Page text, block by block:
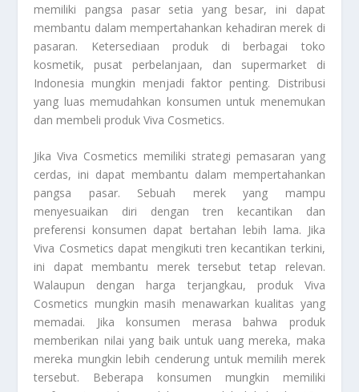
memiliki pangsa pasar setia yang besar, ini dapat
membantu dalam mempertahankan kehadiran merek di
pasaran. Ketersediaan produk di berbagai toko
kosmetik, pusat perbelanjaan, dan supermarket di
Indonesia mungkin menjadi faktor penting. Distribusi
yang luas memudahkan konsumen untuk menemukan
dan membeli produk Viva Cosmetics.
Jika Viva Cosmetics memiliki strategi pemasaran yang
cerdas, ini dapat membantu dalam mempertahankan
pangsa pasar. Sebuah merek yang mampu
menyesuaikan diri dengan tren kecantikan dan
preferensi konsumen dapat bertahan lebih lama. Jika
Viva Cosmetics dapat mengikuti tren kecantikan terkini,
ini dapat membantu merek tersebut tetap relevan.
Walaupun dengan harga terjangkau, produk Viva
Cosmetics mungkin masih menawarkan kualitas yang
memadai. Jika konsumen merasa bahwa produk
memberikan nilai yang baik untuk uang mereka, maka
mereka mungkin lebih cenderung untuk memilih merek
tersebut. Beberapa konsumen mungkin memiliki